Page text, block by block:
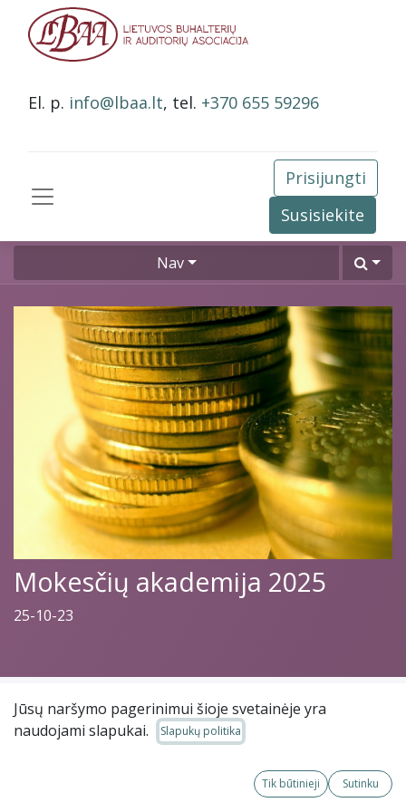
El. p. info@lbaa.lt, tel. +370 655 59296
Prisijungti
Susisiekite
Nav
Mokesčių akademija 2025
25-10-23
Mokymai
neprieinami
Jūsų naršymo pagerinimui šioje svetainėje yra
naudojami slapukai.
Slapukų politika
Tik būtinieji Sutinku